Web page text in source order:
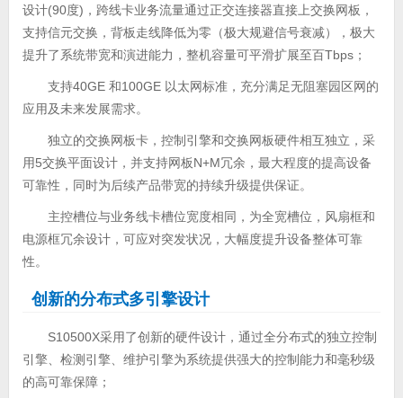
设计(90度)，跨线卡业务流量通过正交连接器直接上交换网板，
支持信元交换，背板走线降低为零（极大规避信号衰减），极大
提升了系统带宽和演进能力，整机容量可平滑扩展至百Tbps；
支持40GE 和100GE 以太网标准，充分满足无阻塞园区网的
应用及未来发展需求。
独立的交换网板卡，控制引擎和交换网板硬件相互独立，采
用5交换平面设计，并支持网板N+M冗余，最大程度的提高设备
可靠性，同时为后续产品带宽的持续升级提供保证。
主控槽位与业务线卡槽位宽度相同，为全宽槽位，风扇框和
电源框冗余设计，可应对突发状况，大幅度提升设备整体可靠
性。
创新的分布式多引擎设计
S10500X采用了创新的硬件设计，通过全分布式的独立控制
引擎、检测引擎、维护引擎为系统提供强大的控制能力和毫秒级
的高可靠保障；